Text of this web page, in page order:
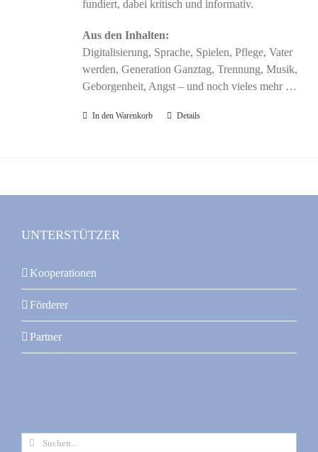
fundiert, dabei kritisch und informativ.
Aus den Inhalten:
Digitalisierung, Sprache, Spielen, Pflege, Vater
werden, Generation Ganztag, Trennung, Musik,
Geborgenheit, Angst – und noch vieles mehr …
In den Warenkorb Details
UNTERSTÜTZER
Kooperationen
Förderer
Partner
Suche